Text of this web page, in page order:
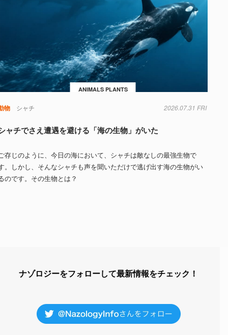
ANIMALS PLANTS
物 シャチ 2026.07.31 FRI
ャチでさえ遭遇を避ける「海の生物」がいた
存じのように、今日の海において、シャチは敵なしの最強生物で
。しかし、そんなシャチも声を聞いただけで逃げ出す海の生物がい
のです。その生物とは？
ナゾロジーをフォローして最新情報をチェック！